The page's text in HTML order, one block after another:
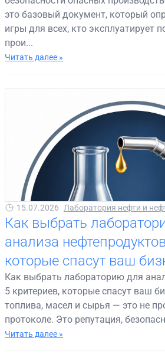
это базовый документ, который
игры для всех, кто эксплуатирует
прои...
Читать далее »
15.07.2026 Лаборатория нефти и
Как выбрать
анализа
которые спасут ваш
Как выбрать лабораторию для
5 критериев, которые спасут ваш
топлива, масел и сырья — это не
протоколе. Это репутация,
Читать далее »